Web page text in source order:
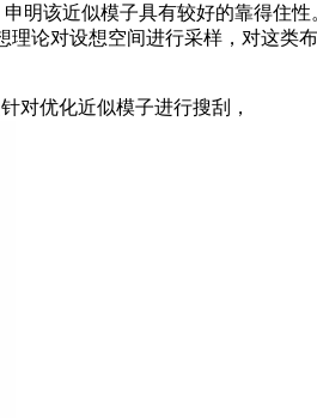
该近似模子具有较好的靠得住
理论对设想空间进行采样，对这
优化近似模子进行搜刮，